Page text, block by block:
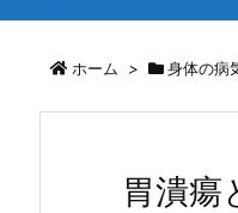
ホーム > 身体の病
胃潰瘍